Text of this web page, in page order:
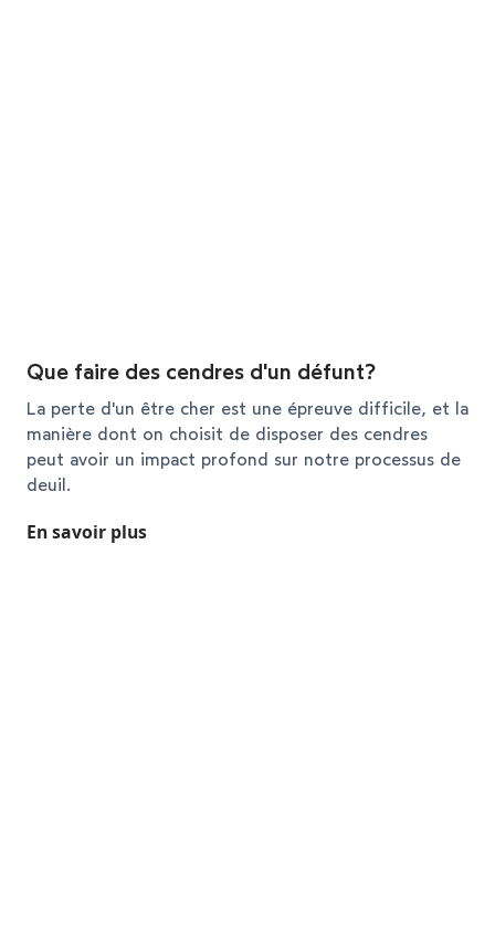
Que faire des cendres d'un défunt?
La perte d'un être cher est une épreuve difficile, et la
manière dont on choisit de disposer des cendres
peut avoir un impact profond sur notre processus de
deuil.
En savoir plus